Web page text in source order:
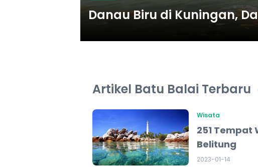
Danau Biru di Kuningan,
Artikel Batu Balai Terbaru
Wisata
251 Tempat
Belitung
2023-01-14